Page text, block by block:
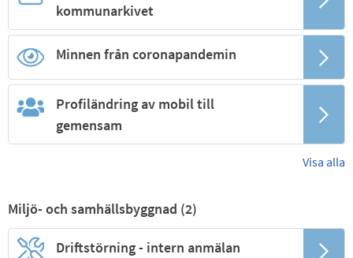
kommunarkivet
Minnen från coronapandemin
Profiländring av mobil till
gemensam
Visa alla
Miljö- och samhällsbyggnad (2)
Driftstörning - intern anmälan